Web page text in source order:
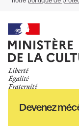
Ministère
de
la
HautDevenez